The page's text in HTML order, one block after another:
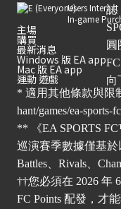
Users Interact
In-game
主場
購買
最新消息
Windows 版 EA app
Mac 版 EA app
運動 遊戲
* 適用其他條款與限
hant/games/ea-sports-
** 《EA SPORTS
巡演賽季數據僅基於
Battles、Rivals、
††您必須在 2026 年
FC Points 配發，才